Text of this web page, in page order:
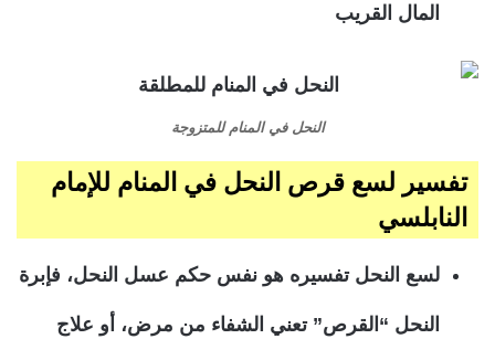
المال القريب
النحل في المنام للمتزوجة
تفسير لسع قرص النحل في المنام للإمام
النابلسي
لسع النحل تفسيره هو نفس حكم عسل النحل، فإبرة
النحل “القرص” تعني الشفاء من مرض، أو علاج